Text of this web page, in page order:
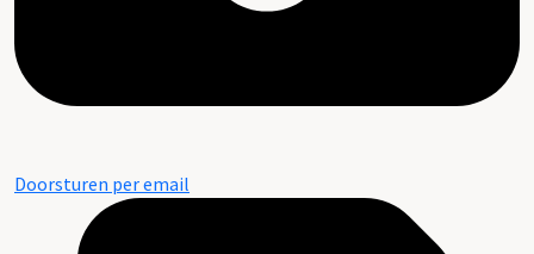
Doorsturen per email